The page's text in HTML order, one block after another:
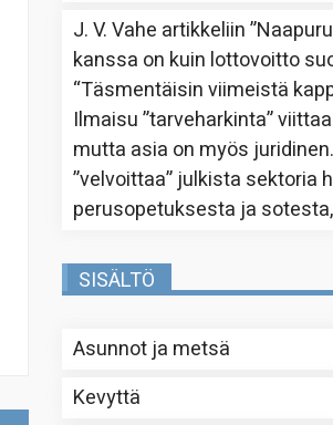
J. V. Vahe artikkeliin
kanssa on kuin lottovoitto
“Täsmentäisin viimeistä
Ilmaisu ”tarveharkinta”
mutta asia on myös
”velvoittaa” julkista sektoria
perusopetuksesta ja
SISÄLTÖ
Asunnot ja metsä
Kevyttä